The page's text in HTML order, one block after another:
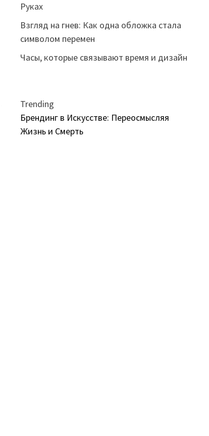
Руках
Взгляд на гнев: Как одна обложка стала
символом перемен
Часы, которые связывают время и дизайн
Trending
Брендинг в Искусстве: Переосмысляя
Жизнь и Смерть